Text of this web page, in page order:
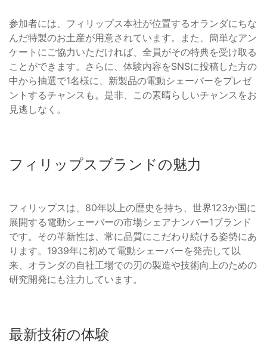
参加者には、フィリップス本社が位置するオランダにちな
んだ特製のお土産が用意されています。また、簡単なアン
ケートにご協力いただければ、全員がその特典を受け取る
ことができます。さらに、体験内容をSNSに投稿した方の
中から抽選で1名様に、新製品の電動シェーバーをプレゼ
ントするチャンスも。是非、この素晴らしいチャンスをお
見逃しなく。
フィリップスブランドの魅力
フィリップスは、80年以上の歴史を持ち、世界123か国に
展開する電動シェーバーの市場シェアナンバー1ブランド
です。その革新性は、常に品質にこだわり続ける姿勢にあ
ります。1939年に初めて電動シェーバーを発売して以
来、オランダの自社工場での刃の製造や技術向上のための
研究開発にも注力しています。
最新技術の体験